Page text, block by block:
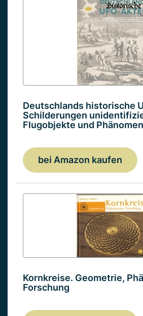
Deutschlands historische
Schilderungen
Flugobjekte und
bei Amazon kaufen
Kornkreise. Geometrie,
Forschung